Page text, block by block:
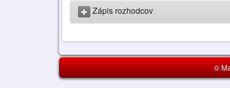
Zápis rozhodcov
©